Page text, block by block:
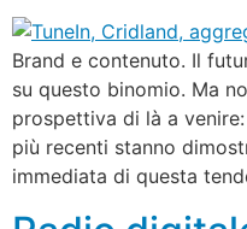
Brand e contenuto. Il
su questo binomio. Ma
prospettiva di là a
più recenti stanno
immediata di questa